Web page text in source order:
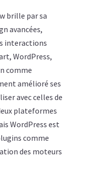
brille par sa
avancées,
interactions
WordPress,
comme
amélioré ses
avec celles de
plateformes
WordPress est
comme
des moteurs